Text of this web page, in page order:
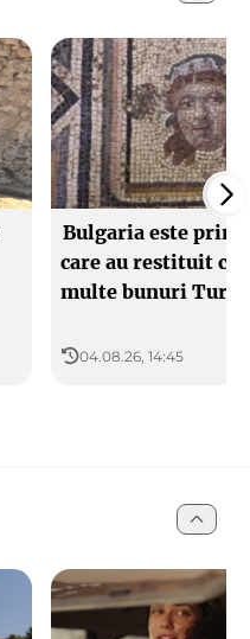
Bulgaria este
care au restituit
multe bunuri
04.08.26, 14:45